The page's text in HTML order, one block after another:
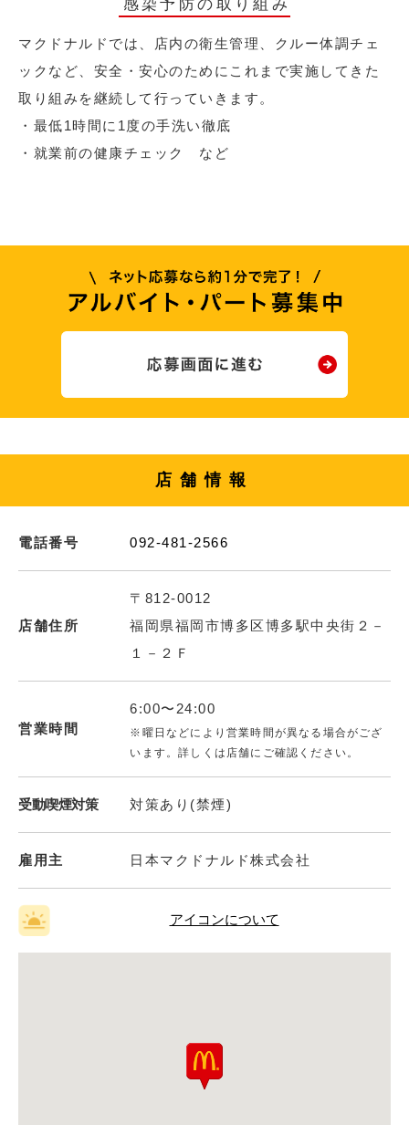
感染予防の取り組み
マクドナルドでは、店内の衛生管理、クルー体調チェ
ックなど、安全・安心のためにこれまで実施してきた
取り組みを継続して行っていきます。
・最低1時間に1度の手洗い徹底
・就業前の健康チェック など
店舗情報
電話番号 092-481-2566
店舗住所
〒812-0012
福岡県福岡市博多区博多駅中央街２－
１－２Ｆ
営業時間
6:00〜24:00
※曜日などにより営業時間が異なる場合がござ
います。詳しくは店舗にご確認ください。
受動喫煙対策 対策あり(禁煙)
雇用主 日本マクドナルド株式会社
アイコンについて